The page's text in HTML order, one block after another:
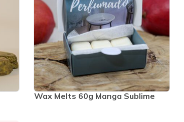
Wax Melts 60g Manga Sublime